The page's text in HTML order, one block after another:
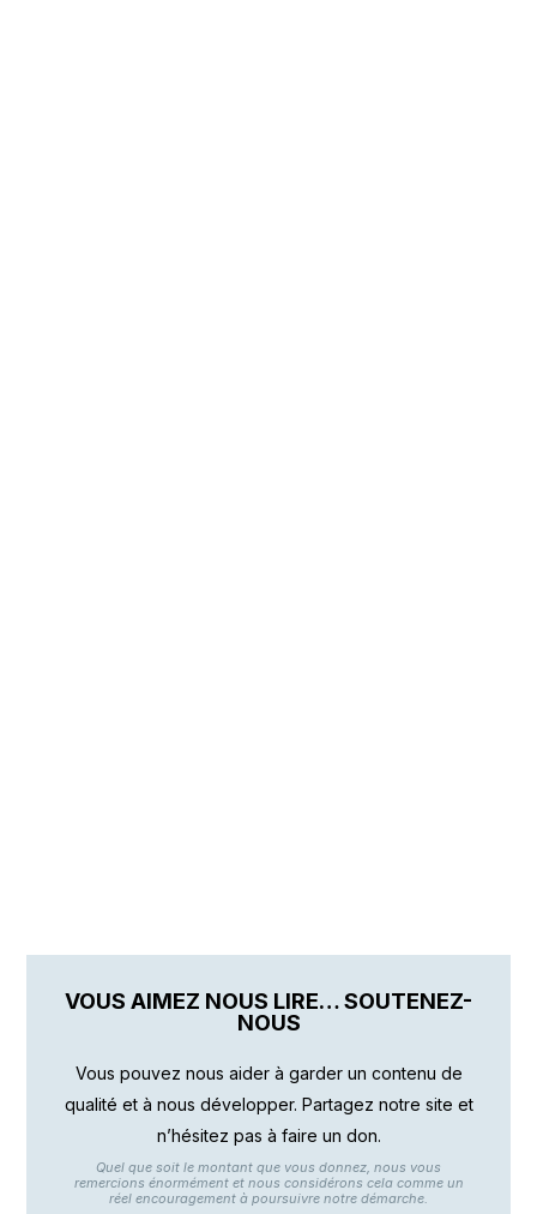
VOUS AIMEZ NOUS LIRE… SOUTENEZ-
NOUS
Vous pouvez nous aider à garder un contenu de
qualité et à nous développer. Partagez notre site et
n’hésitez pas à faire un don.
Quel que soit le montant que vous donnez, nous vous
remercions énormément et nous considérons cela comme un
réel encouragement à poursuivre notre démarche.